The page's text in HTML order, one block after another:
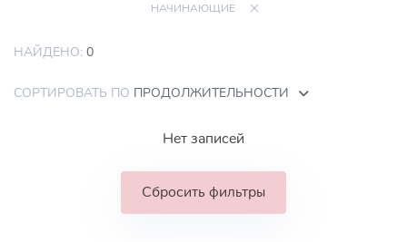
НАЧИНАЮЩИЕ
НАЙДЕНО: 0
СОРТИРОВАТЬ ПО ПРОДОЛЖИТЕЛЬНОСТИ
Нет записей
Сбросить фильтры